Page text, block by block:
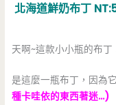
北海道鮮奶布丁
天啊~這款小小瓶的布
是這麼一瓶布丁，因為
種卡哇依的東西著迷…)